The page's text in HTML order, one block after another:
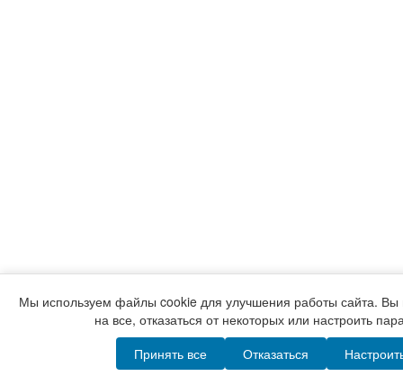
Мы используем файлы cookie для улучшения работы сайта. Вы
на все, отказаться от некоторых или настроить
Принять все
Отказаться